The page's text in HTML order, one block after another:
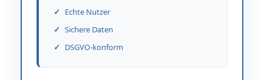
Echte Nutzer
Sichere Daten
DSGVO-konform